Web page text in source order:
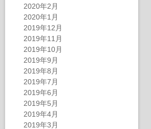
2020年2月
2020年1月
2019年12月
2019年11月
2019年10月
2019年9月
2019年8月
2019年7月
2019年6月
2019年5月
2019年4月
2019年3月